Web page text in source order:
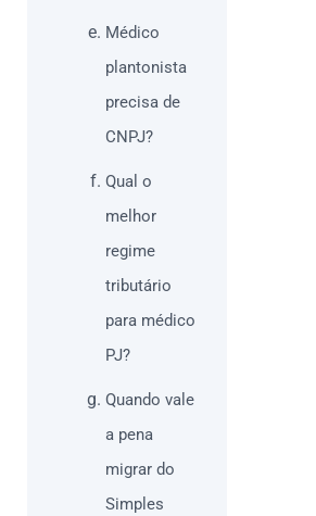
Médico
plantonista
precisa de
CNPJ?
Qual o
melhor
regime
tributário
para médico
PJ?
Quando vale
a pena
migrar do
Simples